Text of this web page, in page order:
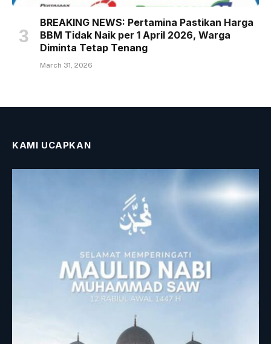
BREAKING NEWS: Pertamina Pastikan Harga
BBM Tidak Naik per 1 April 2026, Warga
Diminta Tetap Tenang
March 31, 2026
KAMI UCAPKAN